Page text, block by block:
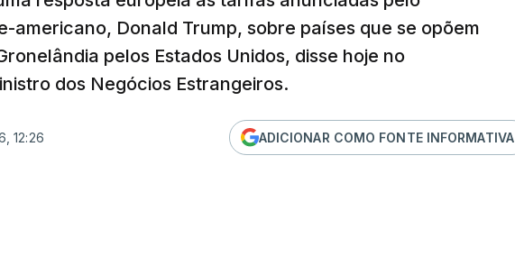
americano, Donald Trump, sobre países que se opõem
pelos Estados Unidos, disse hoje no
dos Negócios Estrangeiros.
12:26 ADICIONAR COMO FONTE INFORMATIVA